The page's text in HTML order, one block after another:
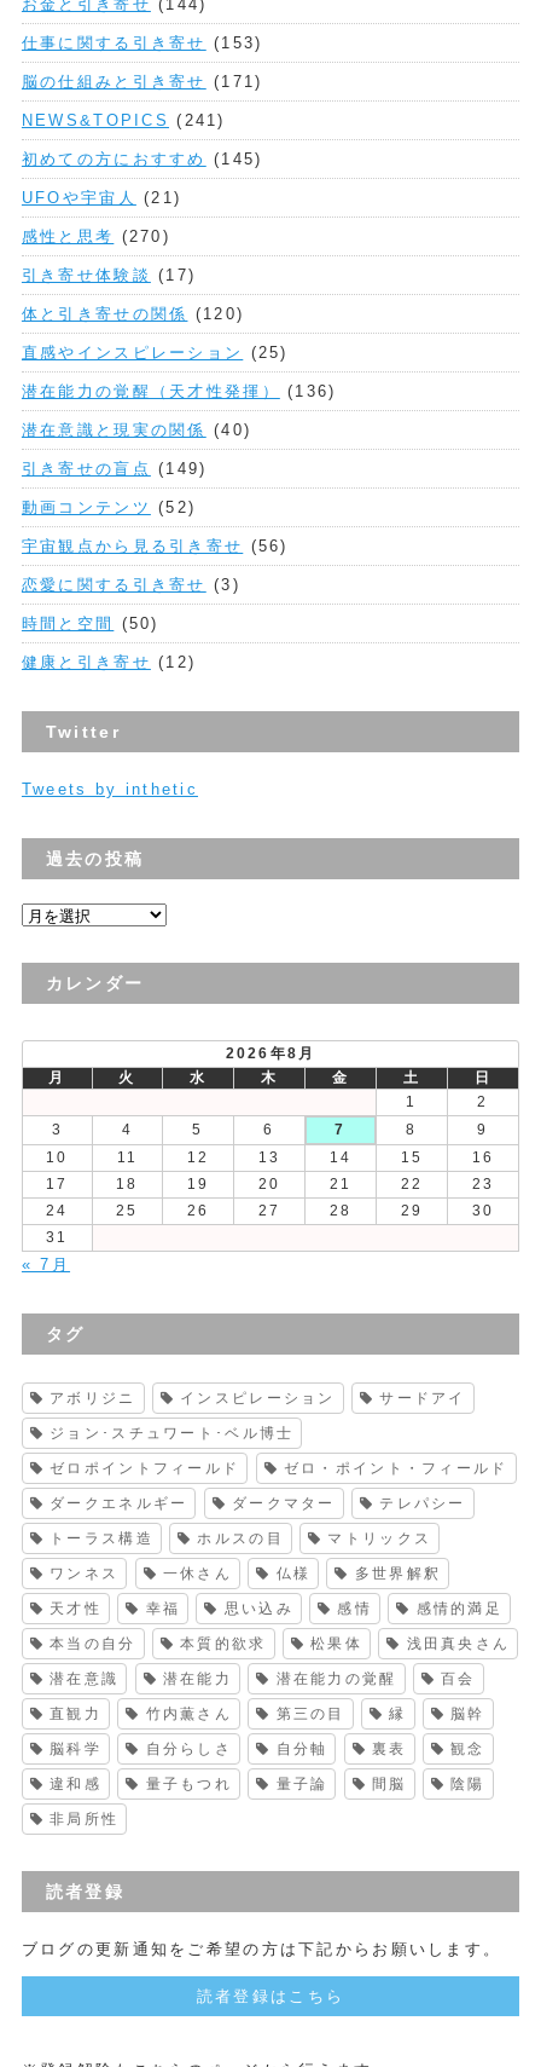
お金と引き寄せ (144)
仕事に関する引き寄せ (153)
脳の仕組みと引き寄せ (171)
NEWS&TOPICS (241)
初めての方におすすめ (145)
UFOや宇宙人 (21)
感性と思考 (270)
引き寄せ体験談 (17)
体と引き寄せの関係 (120)
直感やインスピレーション (25)
潜在能力の覚醒（天才性発揮） (136)
潜在意識と現実の関係 (40)
引き寄せの盲点 (149)
動画コンテンツ (52)
宇宙観点から見る引き寄せ (56)
恋愛に関する引き寄せ (3)
時間と空間 (50)
健康と引き寄せ (12)
Twitter
Tweets by inthetic
過去の投稿
過
の
カレンダー
2026年8月
月
火 水 木 金 土
日
1
2
3
4 5 6 7 8
9
10
11 12 13 14 15
16
17
18 19 20 21 22
23
24
25 26 27 28 29
30
31
« 7月
タグ
アボリジニ インスピレーション サードアイ
ジョン･スチュワート･ベル博士
ゼロポイントフィールド ゼロ・ポイント・フィールド
ダークエネルギー ダークマター テレパシー
トーラス構造 ホルスの目 マトリックス
ワンネス 一休さん 仏様 多世界解釈
天才性 幸福 思い込み 感情 感情的満足
本当の自分 本質的欲求 松果体 浅田真央さん
潜在意識 潜在能力 潜在能力の覚醒 百会
直観力 竹内薫さん 第三の目 縁 脳幹
脳科学 自分らしさ 自分軸 裏表 観念
違和感 量子もつれ 量子論 間脳 陰陽
非局所性
読者登録
ブログの更新通知をご希望の方は下記からお願いします。
読者登録はこちら